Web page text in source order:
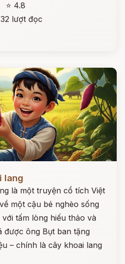
⭐ 4.8
lượt đọc
lang
là một truyện cổ tích Việt
một cậu bé nghèo sống
tấm lòng hiếu thảo và
được ông Bụt ban tặng
– chính là cây khoai lang